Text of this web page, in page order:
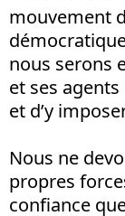
mouvement
nous serons
et ses
et d’y
Nous ne
propres
confiance